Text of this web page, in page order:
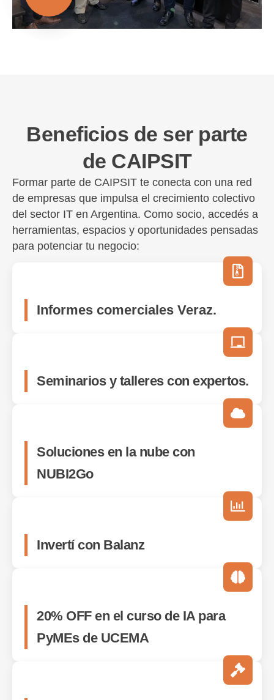
Beneficios de ser parte
de CAIPSIT
Formar parte de CAIPSIT te conecta con una red
de empresas que impulsa el crecimiento colectivo
del sector IT en Argentina. Como socio, accedés a
herramientas, espacios y oportunidades pensadas
para potenciar tu negocio:
Informes comerciales Veraz.
Seminarios y talleres con expertos.
Soluciones en la nube con
NUBI2Go
Invertí con Balanz
20% OFF en el curso de IA para
PyMEs de UCEMA